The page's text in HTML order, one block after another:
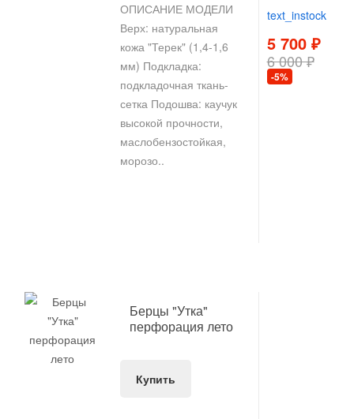
ОПИСАНИЕ МОДЕЛИ
Верх: натуральная
кожа "Терек" (1,4-1,6
мм) Подкладка:
подкладочная ткань-
сетка Подошва: каучук
высокой прочности,
маслобензостойкая,
морозо..
text_instock
5 700 ₽
6 000 ₽
-5%
Берцы "Утка"
перфорация лето
Купить